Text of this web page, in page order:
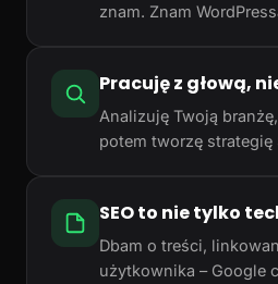
znam. Znam
Pracuję z głową,
Analizuję Twoją
potem tworzę strategię
SEO to nie tylko
Dbam o treści,
użytkownika – Google